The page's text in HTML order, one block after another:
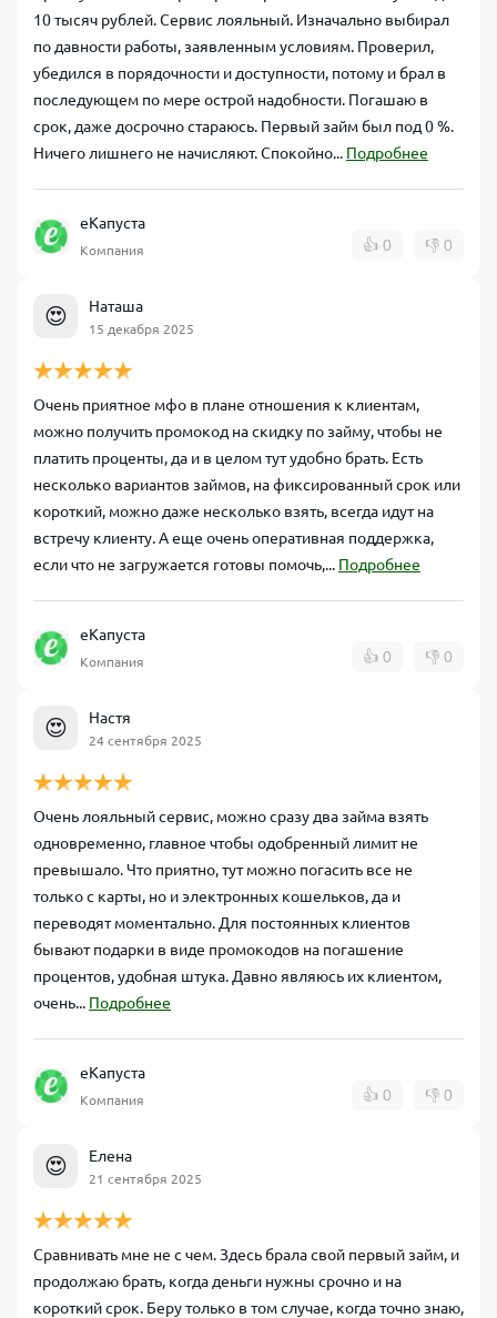
10 тысяч рублей. Сервис лояльный. Изначально выбирал
по давности работы, заявленным условиям. Проверил,
убедился в порядочности и доступности, потому и брал в
последующем по мере острой надобности. Погашаю в
срок, даже досрочно стараюсь. Первый займ был под 0 %.
Ничего лишнего не начисляют. Спокойно... Подробнее
еКапуста
Компания 👍 0 👎 0
😍 Наташа
15 декабря 2025
Очень приятное мфо в плане отношения к клиентам,
можно получить промокод на скидку по займу, чтобы не
платить проценты, да и в целом тут удобно брать. Есть
несколько вариантов займов, на фиксированный срок или
короткий, можно даже несколько взять, всегда идут на
встречу клиенту. А еще очень оперативная поддержка,
если что не загружается готовы помочь,... Подробнее
еКапуста
Компания 👍 0 👎 0
😍 Настя
24 сентября 2025
Очень лояльный сервис, можно сразу два займа взять
одновременно, главное чтобы одобренный лимит не
превышало. Что приятно, тут можно погасить все не
только с карты, но и электронных кошельков, да и
переводят моментально. Для постоянных клиентов
бывают подарки в виде промокодов на погашение
процентов, удобная штука. Давно являюсь их клиентом,
очень... Подробнее
еКапуста
Компания 👍 0 👎 0
😍 Елена
21 сентября 2025
Сравнивать мне не с чем. Здесь брала свой первый займ, и
продолжаю брать, когда деньги нужны срочно и на
короткий срок. Беру только в том случае, когда точно знаю,